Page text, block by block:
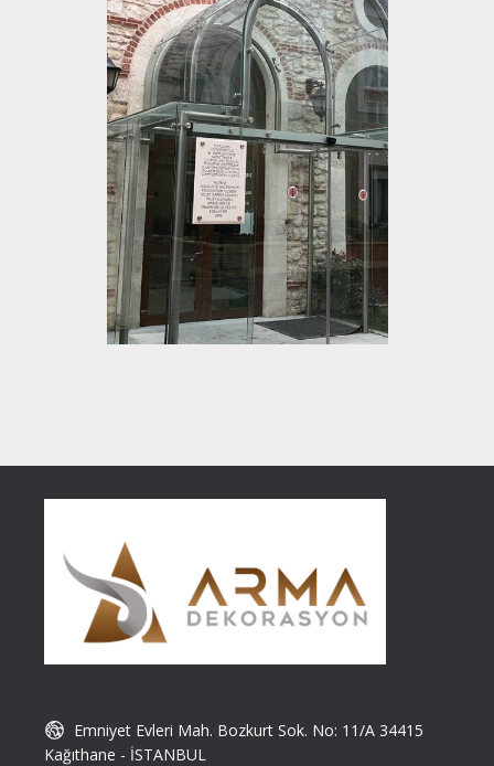
Emniyet Evleri Mah. Bozkurt Sok. No: 11/A 34415
Kağıthane - İSTANBUL